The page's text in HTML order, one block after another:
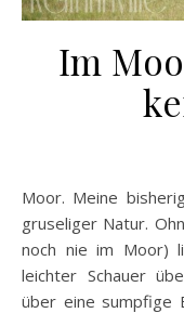
Im
Moor. Meine bisherigen Assoziationen damit waren eher
gruseliger Natur.
noch nie im Moor)
leichter Schauer
über eine sumpfige